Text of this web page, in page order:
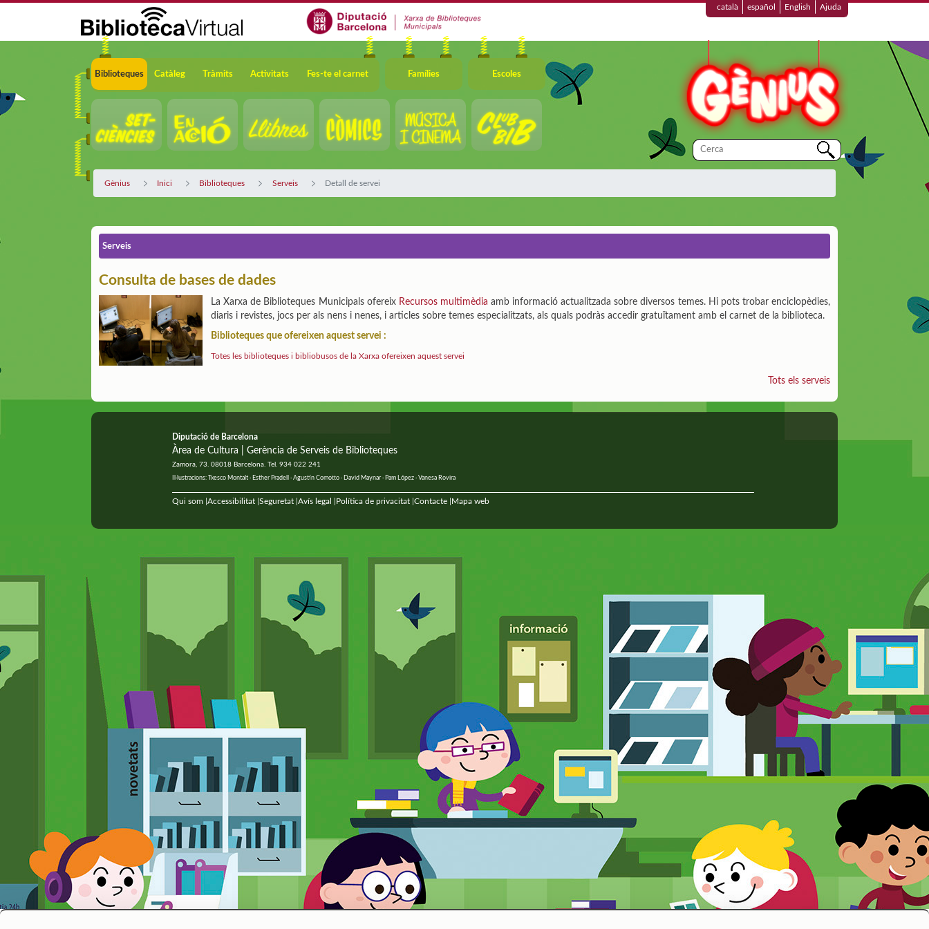
català español English Ajuda
Navegació
Biblioteques Catàleg Tràmits Activitats Fes-te el carnet Famílies Escoles
Gènius Inici Biblioteques Serveis Detall de servei
Serveis
Consulta de bases de dades
La Xarxa de Biblioteques Municipals ofereix Recursos multimèdia amb informació actualitzada sobre diversos temes. Hi pots trobar enciclopèdies,
diaris i revistes, jocs per als nens i nenes, i articles sobre temes especialitzats, als quals podràs accedir gratuïtament amb el carnet de la biblioteca.
Biblioteques que ofereixen aquest servei :
Totes les biblioteques i bibliobusos de la Xarxa ofereixen aquest servei
Tots els serveis
Diputació de Barcelona
Àrea de Cultura | Gerència de Serveis de Biblioteques
Zamora, 73. 08018 Barcelona. Tel. 934 022 241
Il·lustracions: Txesco Montalt · Esther Pradell · Agustín Comotto · David Maynar · Pam López · Vanesa Rovira
Qui som Accessibilitat| Seguretat| Avís legal Política de privacitat| Contacte| Mapa web